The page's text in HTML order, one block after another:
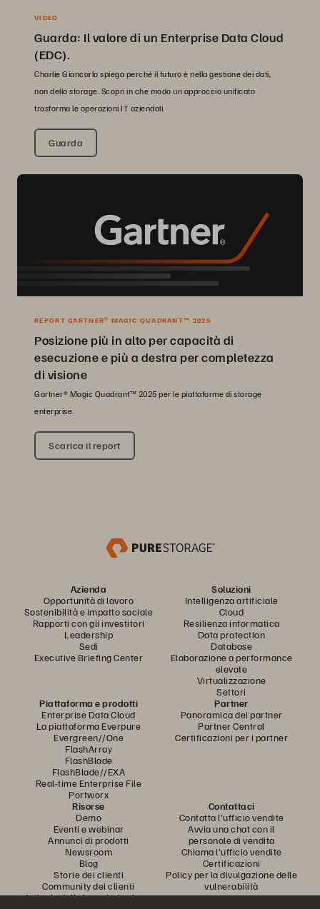
VIDEO
Guarda: Il valore di un Enterprise Data Cloud
(EDC).
Charlie Giancarlo spiega perché il futuro è nella gestione dei dati,
non dello storage. Scopri in che modo un approccio unificato
trasforma le operazioni IT aziendali.
Guarda
REPORT GARTNER® MAGIC QUADRANT™ 2025
Posizione più in alto per capacità di
esecuzione e più a destra per completezza
di visione
Gartner® Magic Quadrant™ 2025 per le piattaforme di storage
enterprise.
Scarica il report
Azienda
Opportunità di lavoro
Sostenibilità e impatto sociale
Rapporti con gli investitori
Leadership
Sedi
Executive Briefing Center
Soluzioni
Intelligenza artificiale
Cloud
Resilienza informatica
Data protection
Database
Elaborazione a performance
elevate
Virtualizzazione
Settori
Piattaforma e prodotti
Enterprise Data Cloud
La piattaforma Everpure
Evergreen//One
FlashArray
FlashBlade
FlashBlade//EXA
Real-time Enterprise File
Portworx
Partner
Panoramica dei partner
Partner Central
Certificazioni per i partner
Risorse
Demo
Eventi e webinar
Annunci di prodotti
Newsroom
Blog
Storie dei clienti
Community dei clienti
Articolo della knowledge base
Contattaci
Contatta l'ufficio vendite
Avvia una chat con il
personale di vendita
Chiama l'ufficio vendite
Certificazioni
Policy per la divulgazione delle
vulnerabilità